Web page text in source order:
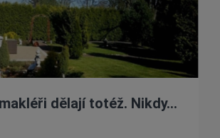
dělají totéž. Nikdy…